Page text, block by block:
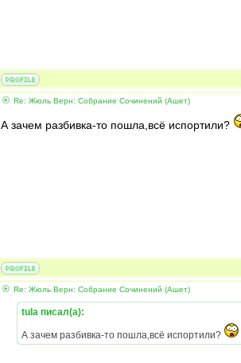
Re: Жюль Верн: Собрание Сочинений (Ашет)
А зачем разбивка-то пошла,всё испортили?
Re: Жюль Верн: Собрание Сочинений (Ашет)
tula писал(а):
А зачем разбивка-то пошла,всё испортили?